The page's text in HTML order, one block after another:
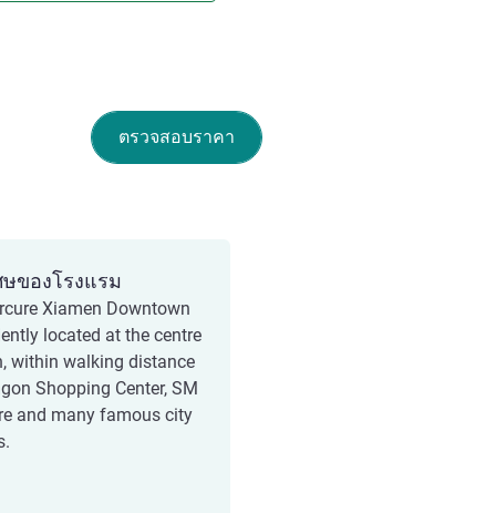
ตรวจสอบราคา
ของโรงแรม
Xiamen Downtown
located at the centre
within walking distance
Shopping Center, SM
and many famous city